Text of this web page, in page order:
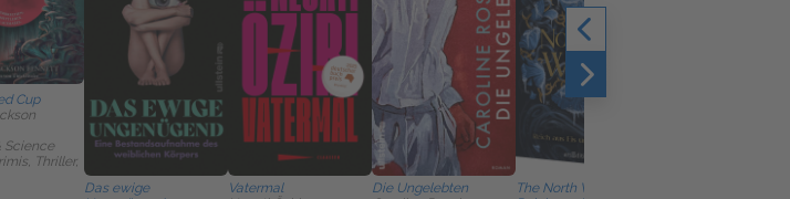
Cup
Science
Thriller,
Das ewige
Vatermal
Die Ungelebten
The North Wind –